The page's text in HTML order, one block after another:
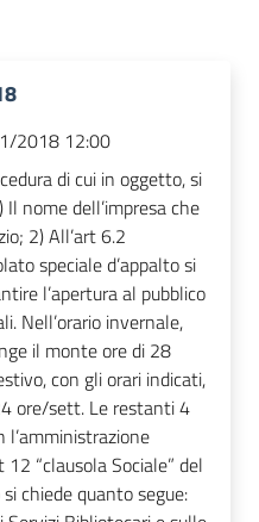
2018 12:00
di cui in oggetto, si
nome dell’impresa che
2) All’art 6.2
speciale d’appalto si
l’apertura al pubblico
Nell’orario invernale,
il monte ore di 28
con gli orari indicati,
ore/sett. Le restanti 4
l’amministrazione
“clausola Sociale” del
chiede quanto segue: